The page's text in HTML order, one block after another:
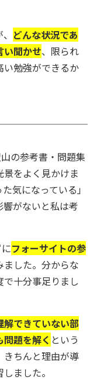
どんな状況であ
い聞かせ、限られ
い勉強ができるか
の参考書・問題集
をよく見かけま
気になっている」
がないと私は考
フォーサイトの参
ました。分からな
十分事足りまし
解できていない部
題を解く という
きちんと理由が導
ました。